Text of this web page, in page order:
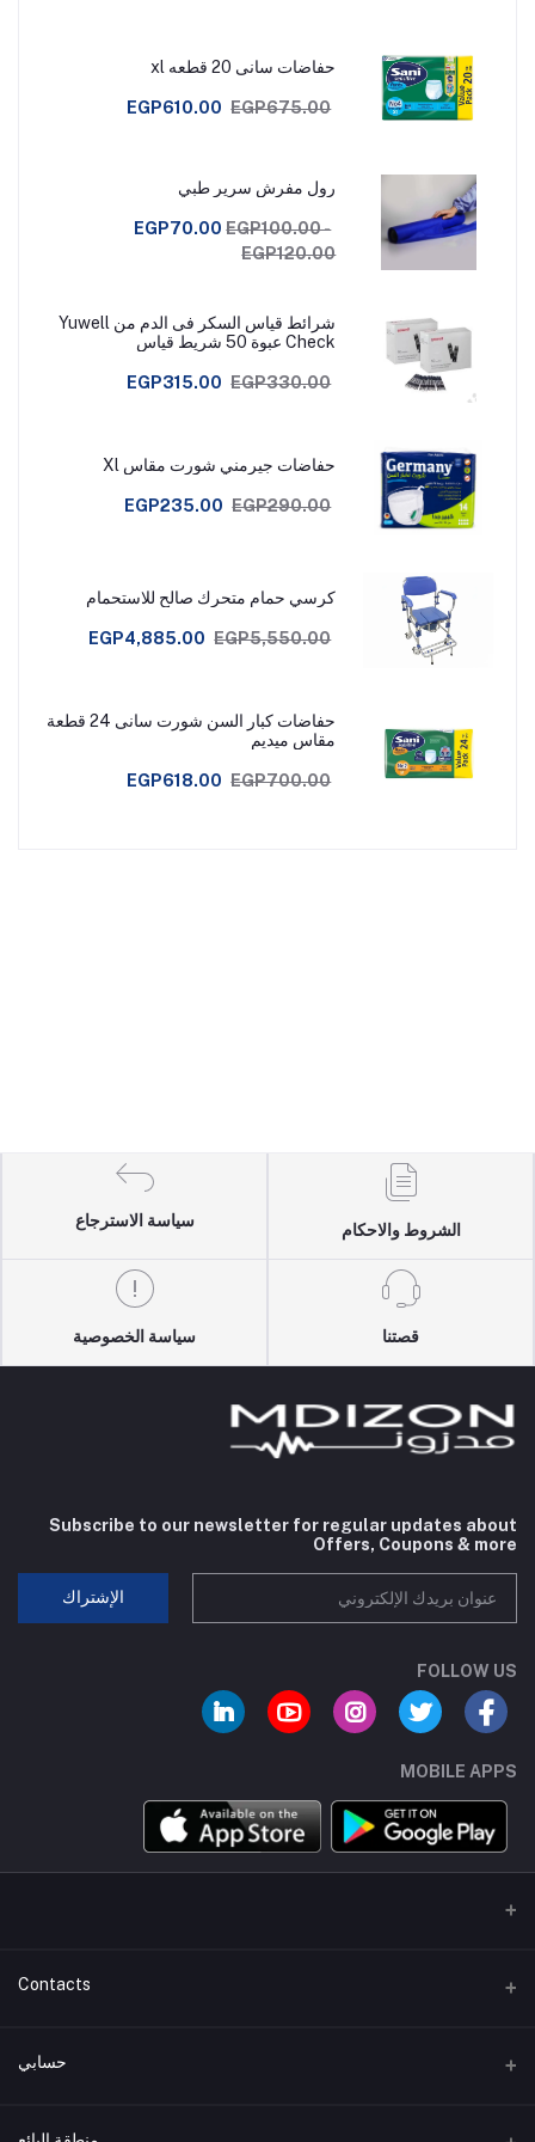
حفاضات سانى 20 قطعه xl
EGP610.00 EGP675.00
رول مفرش سرير طبي
EGP70.00 EGP100.00 -
EGP120.00
شرائط قياس السكر فى الدم من Yuwell
Check عبوة 50 شريط قياس
EGP315.00 EGP330.00
حفاضات جيرمني شورت مقاس Xl
EGP235.00 EGP290.00
كرسي حمام متحرك صالح للاستحمام
EGP4,885.00 EGP5,550.00
حفاضات كبار السن شورت سانى 24 قطعة
مقاس ميديم
EGP618.00 EGP700.00
الشروط والاحكام
سياسة الاسترجاع
قصتنا سياسة الخصوصية
Subscribe to our newsletter for regular updates about
Offers, Coupons & more
الإشتراك
FOLLOW US
MOBILE APPS
Contacts
عنوان
+01007744462
حسابي
تسجيل الدخول